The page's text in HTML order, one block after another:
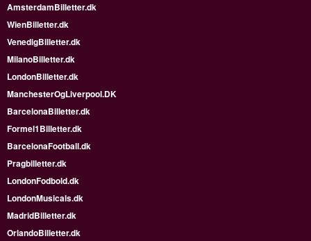
AmsterdamBilletter.dk
WienBilletter.dk
VenedigBilletter.dk
MilanoBilletter.dk
LondonBilletter.dk
ManchesterOgLiverpool.DK
BarcelonaBilletter.dk
Formel1Billetter.dk
BarcelonaFootball.dk
Pragbilletter.dk
LondonFodbold.dk
LondonMusicals.dk
MadridBilletter.dk
OrlandoBilletter.dk